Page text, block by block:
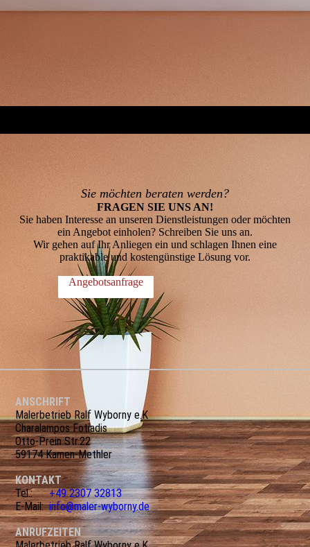
Sie möchten beraten werden?
FRAGEN SIE UNS AN!
Sie haben Interesse an unseren Dienstleistungen oder möchten
ein Angebot einholen? Schreiben Sie uns an.
Wir gehen auf Ihr Anliegen ein und schlagen Ihnen eine
praktikable und kostengünstige Lösung vor.
Angebotsanfrage
ANSCHRIFT
Malerbetrieb Ralf Wyborny e.K
Charalampos Fotiadis
Otto-Prein Str.22
59174 Kamen-Methler
KONTAKT
Tel.:+49 2307 32813
E-Mail:info@maler-wyborny.de
ANRUFZEITEN